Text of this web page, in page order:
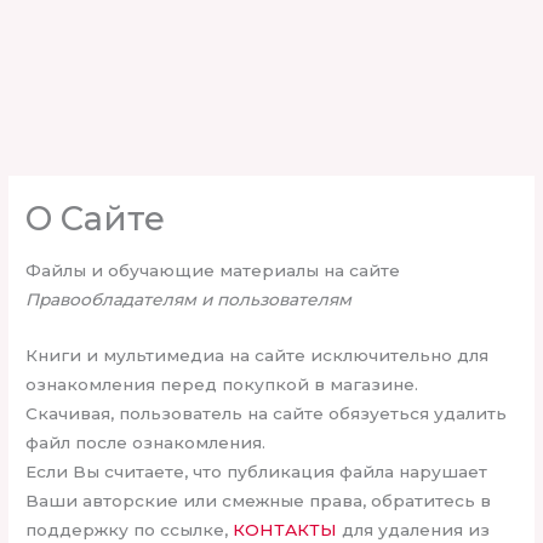
О Сайте
Файлы и обучающие материалы на сайте
Правообладателям и пользователям
Книги и мультимедиа на сайте исключительно для
ознакомления перед покупкой в магазине.
Скачивая, пользователь на сайте обязуеться удалить
файл после ознакомления.
Если Вы считаете, что публикация файла нарушает
Ваши авторские или смежные права, обратитесь в
поддержку по ссылке, КОНТАКТЫ для удаления из